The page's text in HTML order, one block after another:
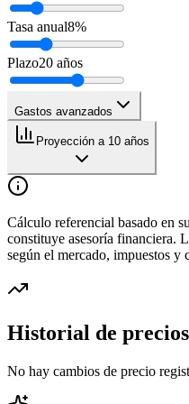
Tasa anual8%
Plazo20 años
Gastos avanzados
Proyección a 10 años
Cálculo referencial basado en
constituye asesoría financiera.
según el mercado, impuestos y
Historial de precios
No hay cambios de precio